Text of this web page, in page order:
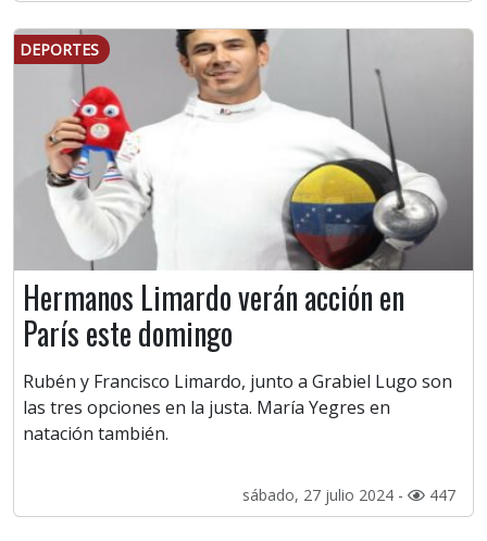
DEPORTES
Hermanos Limardo verán acción en
París este domingo
Rubén y Francisco Limardo, junto a Grabiel Lugo son
las tres opciones en la justa. María Yegres en
natación también.
sábado, 27 julio 2024 - 447